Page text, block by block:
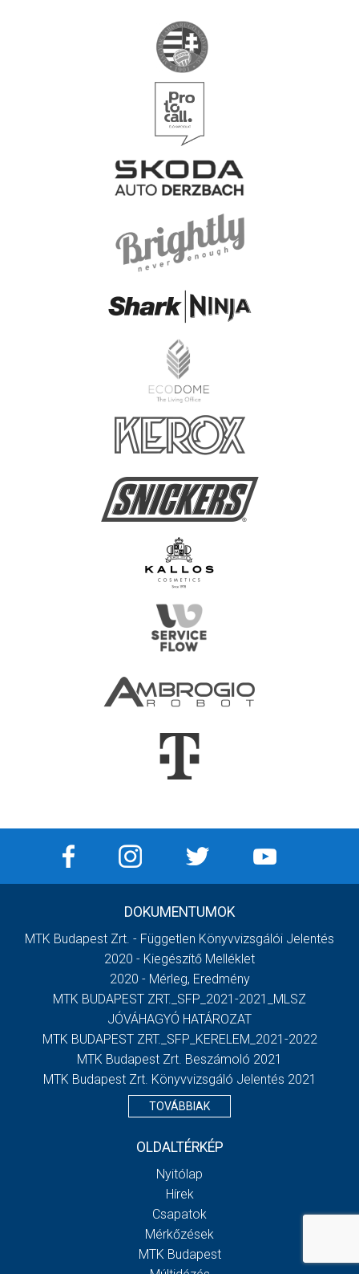
DOKUMENTUMOK
MTK Budapest Zrt. - Független Könyvvizsgálói Jelentés
2020 - Kiegészítő Melléklet
2020 - Mérleg, Eredmény
MTK BUDAPEST ZRT._SFP_2021-2021_MLSZ
JÓVÁHAGYÓ HATÁROZAT
MTK BUDAPEST ZRT._SFP_KERELEM_2021-2022
MTK Budapest Zrt. Beszámoló 2021
MTK Budapest Zrt. Könyvvizsgáló Jelentés 2021
TOVÁBBIAK
OLDALTÉRKÉP
Nyitólap
Hírek
Csapatok
Mérkőzések
MTK Budapest